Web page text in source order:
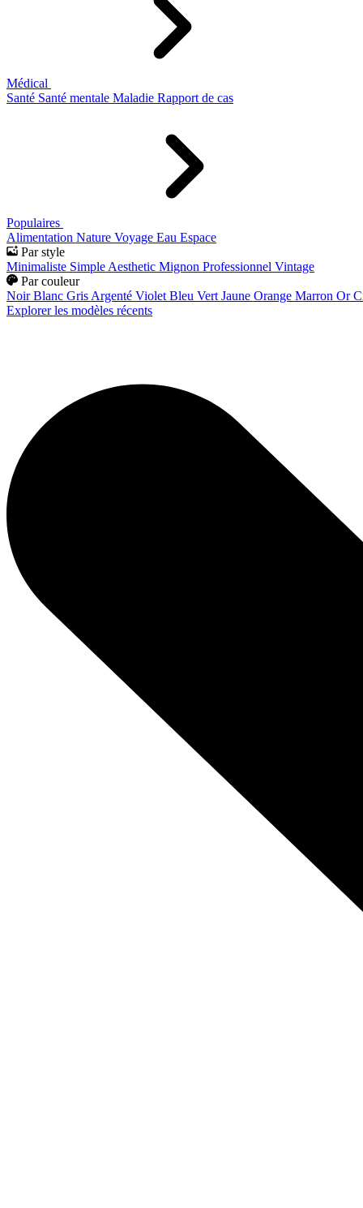
Médical
Santé Santé mentale Maladie Rapport de cas
Populaires
Alimentation Nature Voyage Eau Espace
Par style
Minimaliste Simple Aesthetic Mignon Professionnel Vintage
Par couleur
Noir Blanc Gris Argenté Violet Bleu Vert Jaune Orange Marron Or
Explorer les modèles récents